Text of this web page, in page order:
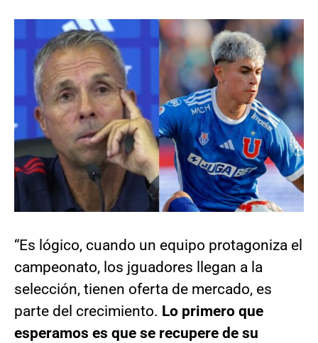
“Es lógico, cuando un equipo protagoniza el
campeonato, los jguadores llegan a la
selección, tienen oferta de mercado, es
parte del crecimiento. Lo primero que
esperamos es que se recupere de su